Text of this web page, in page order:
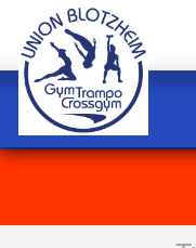
Panneau de gestion des